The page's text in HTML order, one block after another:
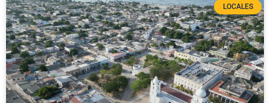
LOCALES